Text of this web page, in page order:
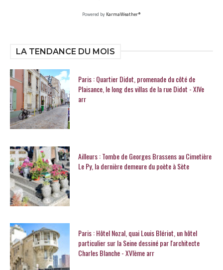
Powered by KarmaWeather®
LA TENDANCE DU MOIS
Paris : Quartier Didot, promenade du côté de
Plaisance, le long des villas de la rue Didot - XIVe
arr
Ailleurs : Tombe de Georges Brassens au Cimetière
Le Py, la dernière demeure du poète à Sète
Paris : Hôtel Nozal, quai Louis Blériot, un hôtel
particulier sur la Seine dessiné par l'architecte
Charles Blanche - XVIème arr